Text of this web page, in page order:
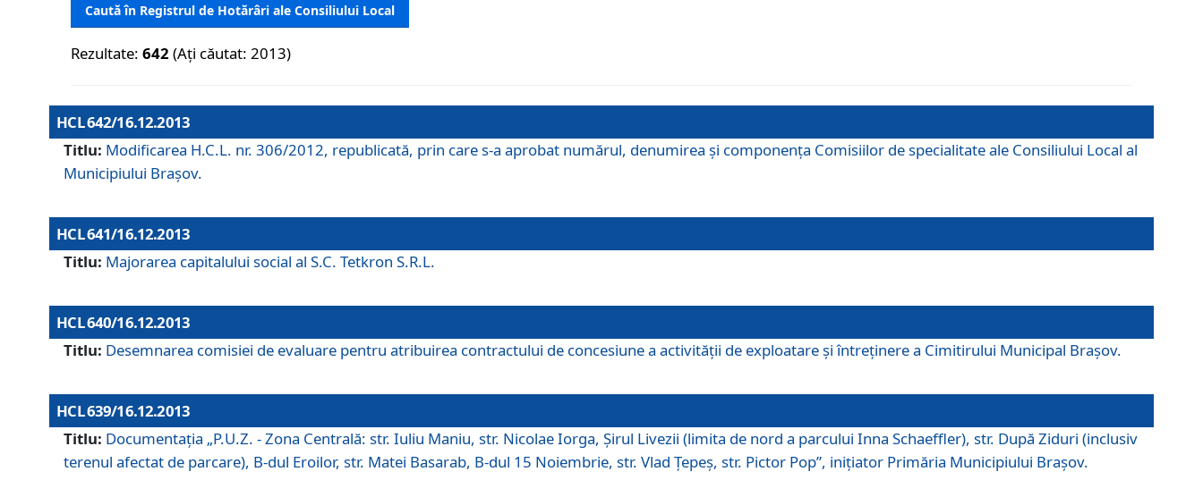
Caută în Registrul de Hotărâri ale Consiliului Local
Rezultate:642 (Ați căutat: 2013)
HCL 642/16.12.2013
Titlu: Modificarea H.C.L. nr. 306/2012, republicată, prin care s-a aprobat numărul, denumirea şi componenţa Comisiilor de specialitate ale Consiliului Local al
Municipiului Braşov.
HCL 641/16.12.2013
Titlu: Majorarea capitalului social al S.C. Tetkron S.R.L.
HCL 640/16.12.2013
Titlu: Desemnarea comisiei de evaluare pentru atribuirea contractului de concesiune a activităţii de exploatare şi întreţinere a Cimitirului Municipal Braşov.
HCL 639/16.12.2013
Titlu: Documentaţia „P.U.Z. - Zona Centrală: str. Iuliu Maniu, str. Nicolae Iorga, Şirul Livezii (limita de nord a parcului Inna Schaeffler), str. După Ziduri (inclusiv
terenul afectat de parcare), B-dul Eroilor, str. Matei Basarab, B-dul 15 Noiembrie, str. Vlad Ţepeş, str. Pictor Pop”, iniţiator Primăria Municipiului Braşov.